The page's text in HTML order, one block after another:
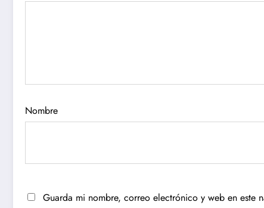
Nombre
Guarda mi nombre, correo electrónico y web en este